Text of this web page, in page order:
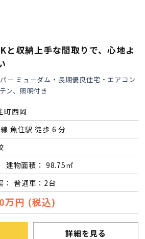
と収納上手な間取りで、心地よ
ー ミューダム・長期優良住宅・エアコン
ン、照明付き
町西岡
魚住駅 徒歩 6 分
物面積： 98.75㎡
普通車：2台
万円 (税込)
詳細を見る